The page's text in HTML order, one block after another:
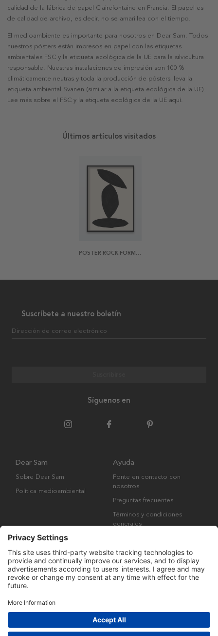
calidad de la fábrica de papel Clairefontaine en Francia. El papel es
de calidad de archivo, es decir, no se amarillea con el tiempo.
El medioambiente es importante para nosotros en Dear Sam. Todos
nuestros pósters están impresos en papel con las etiquetas
ambientales FSC y la etiqueta ecológica de la UE para la silvicultura
responsable. Nuestras instalaciones de impresión son 100 %
climáticamente neutras y toda la producción de pósters lleva la
etiqueta ambiental Svanen (similar a la etiqueta ecológica de la UE).
Lee más sobre el FSC y la etiqueta ecológica de la UE aquí.
Últimos artículos visitados
POSTER ROCK FORMATION
Suscríbete a nuestro boletín
Dirección de correo electrónico
Síguenos en
Dear Sam
Sobre Dear Sam
Política medioambiental
Ayuda
Ponte en contacto con
nosotros
Preguntas frecuentes
Términos y condiciones
generales
Derechos de autor © Many Brands AB 2023. Todos los derechos